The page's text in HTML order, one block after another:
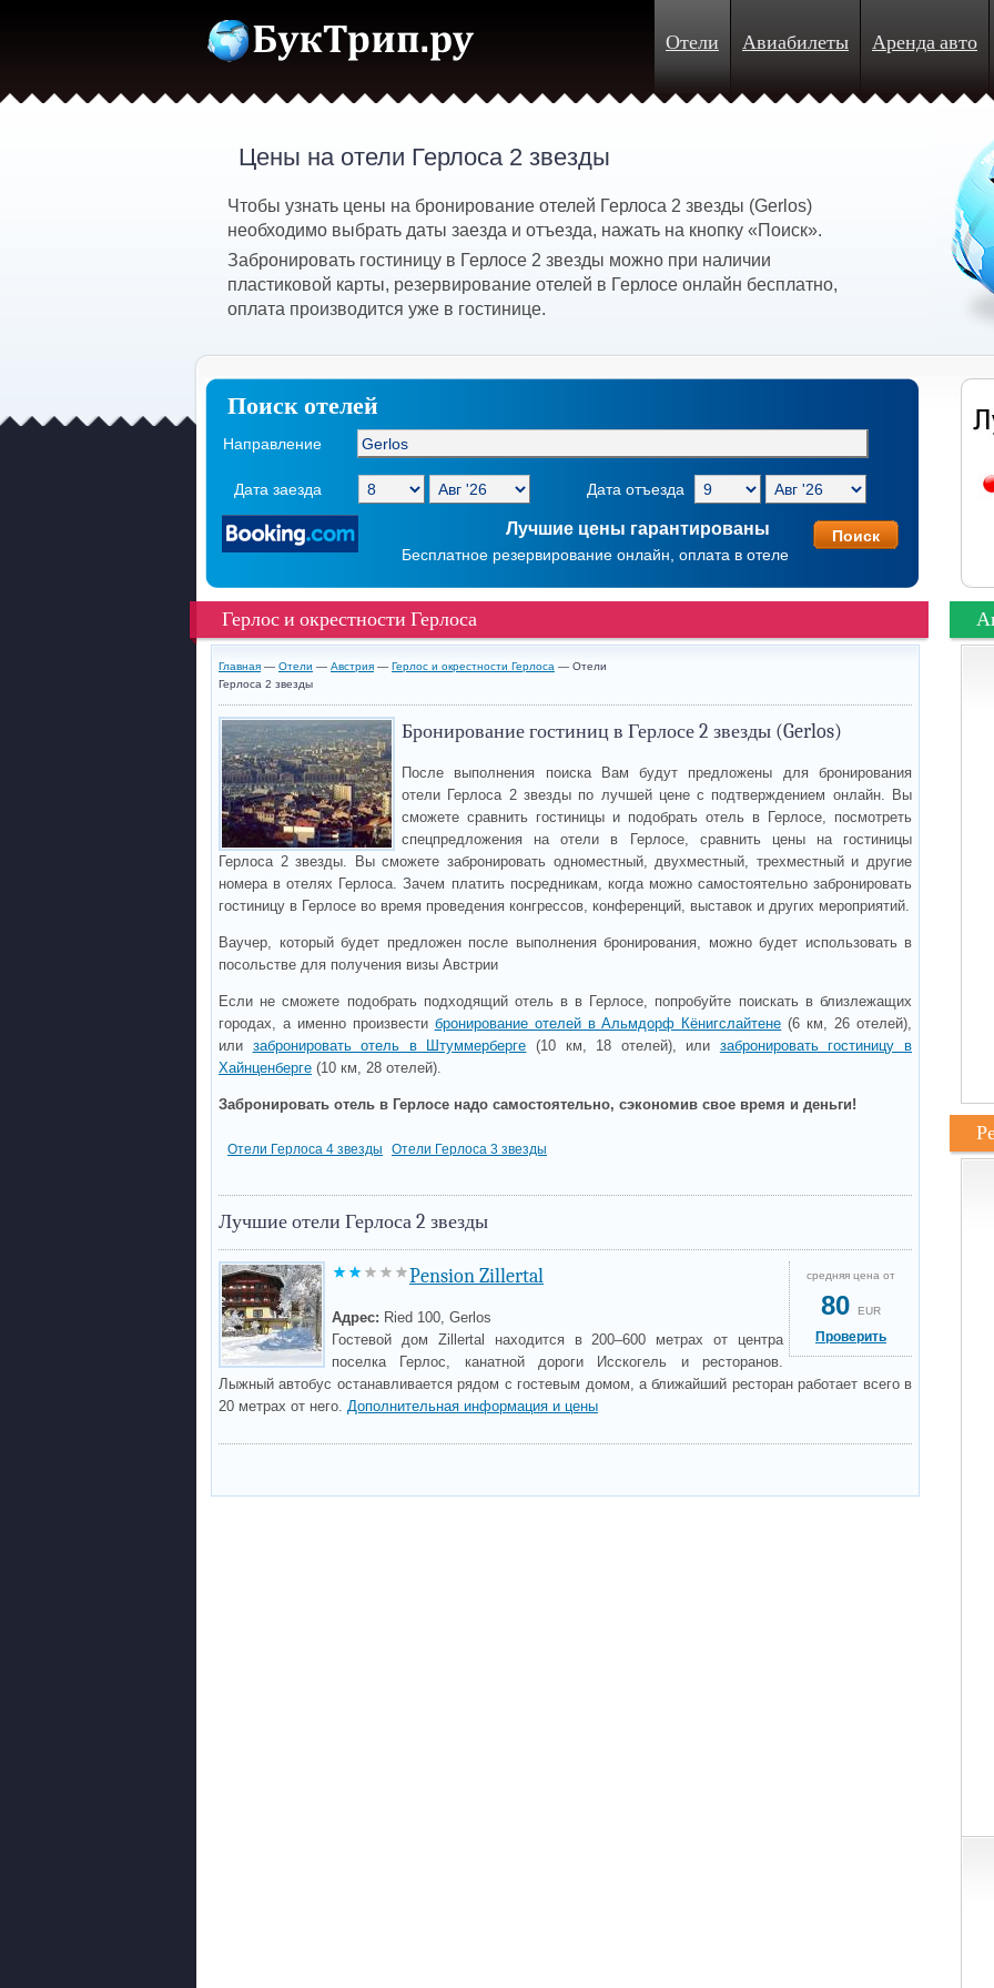
Отели Авиабилеты Аренда авто
Цены на отели Герлоса 2 звезды
Чтобы узнать цены на бронирование отелей Герлоса 2 звезды (Gerlos)
необходимо выбрать даты заезда и отъезда, нажать на кнопку «Поиск».
Забронировать гостиницу в Герлосе 2 звезды можно при наличии
пластиковой карты, резервирование отелей в Герлосе онлайн бесплатно,
оплата производится уже в гостинице.
Поиск отелей
Направление
Дата заезда Дата отъезда
Лучшие цены гарантированы
Бесплатное резервирование онлайн, оплата в отеле
Герлос и окрестности Герлоса
Главная — Отели — Австрия — Герлос и окрестности Герлоса — Отели
Герлоса 2 звезды
Бронирование гостиниц в Герлосе 2 звезды (Gerlos)
После выполнения поиска Вам будут предложены для бронирования
отели Герлоса 2 звезды по лучшей цене с подтверждением онлайн. Вы
сможете сравнить гостиницы и подобрать отель в Герлосе, посмотреть
спецпредложения на отели в Герлосе, сравнить цены на гостиницы
Герлоса 2 звезды. Вы сможете забронировать одноместный, двухместный, трехместный и другие
номера в отелях Герлоса. Зачем платить посредникам, когда можно самостоятельно забронировать
гостиницу в Герлосе во время проведения конгрессов, конференций, выставок и других мероприятий.
Ваучер, который будет предложен после выполнения бронирования, можно будет использовать в
посольстве для получения визы Австрии
Если не сможете подобрать подходящий отель в в Герлосе, попробуйте поискать в близлежащих
городах, а именно произвести бронирование отелей в Альмдорф Кёнигслайтене (6 км, 26 отелей),
или забронировать отель в Штуммерберге (10 км, 18 отелей), или забронировать гостиницу в
Хайнценберге (10 км, 28 отелей).
Забронировать отель в Герлосе надо самостоятельно, сэкономив свое время и деньги!
Отели Герлоса 4 звезды Отели Герлоса 3 звезды
Лучшие отели Герлоса 2 звезды
средняя цена от
80 EUR
Проверить
Pension Zillertal
Адрес: Ried 100, Gerlos
Гостевой дом Zillertal находится в 200–600 метрах от центра
поселка Герлос, канатной дороги Исскогель и ресторанов.
Лыжный автобус останавливается рядом с гостевым домом, а ближайший ресторан работает всего в
20 метрах от него. Дополнительная информация и цены